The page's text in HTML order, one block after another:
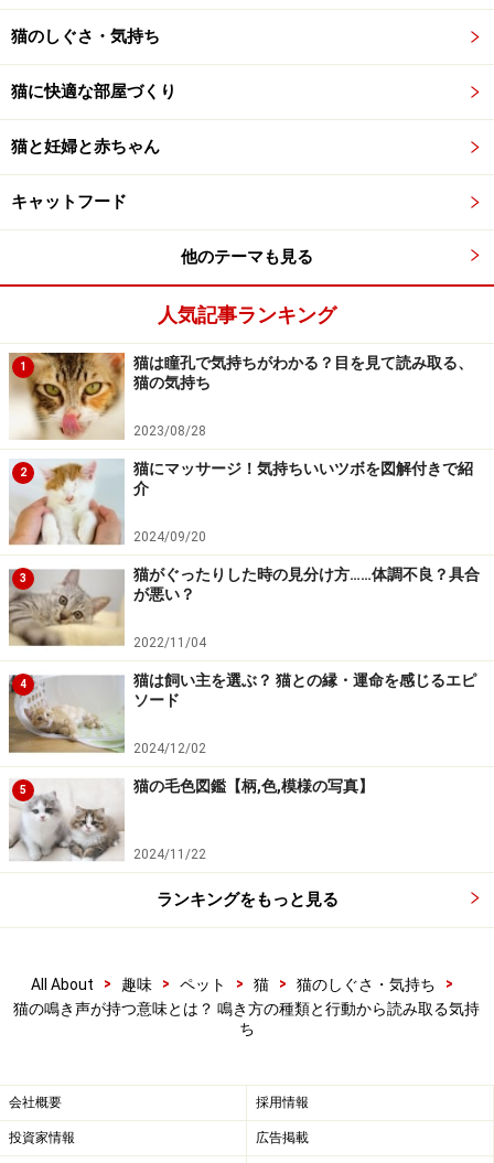
多くの猫同居人が、うちの子はお腹がすくと「ゴハ
ァ～～ン」って鳴くよ、といいます。はい。我が家
ます。ゴハァ～～ンと聞こえるかどうかは同居人の
耳によりますが、何かを要求する（ご飯が欲しい、
「ウニャァ～～ン」と長く伸ばします。
ンニャ、ウンガァ
求する時、人の顔を見ながらこのように鳴きます。
不妊手術をしていないメス猫だと発情期に同じよう
な声を発します。個体差がありますが、発情を繰り
返すとだんだんエスカレートして声が大きくなり、
赤ちゃんが泣き叫ぶような声になることがありま
す。
ヴフワァ～～～、ウギャァ～～～、ギャァオォォォ
～～ン
大きく叫ぶように何度もこのように鳴く時は、恐
怖、パニックの時です。ケンカをしている猫同士
は、町内に響き渡るような大きな鳴き声を上げま
す。
グルヮッカッカッカッカ
喉の奥をならすような声を発するのは獲物を狙って
いる時、欲しいものがある時、非常に興味を引かれ
るものがある時などです。窓の外にいる鳥を見つけ
た時などにこの声が出ます。
威嚇する時に発する声です。パッツは鳴き声という
より、口からとばすような勢いで音が出てきます。
グゥウ
喉の奥から低いうなり声を発している時は、警戒信
猫のしぐさ・気持ち
猫に快適な部屋づくり
猫と妊婦と赤ちゃん
キャットフード
他のテーマも見る
人気記事ランキング
1
猫は瞳孔で気持ちがわかる？目を見て読み取る、
猫の気持ち
2023/08/28
2
猫にマッサージ！気持ちいいツボを図解付きで紹
介
2024/09/20
3
猫がぐったりした時の見分け方……体調不良？具合
が悪い？
2022/11/04
4
猫は飼い主を選ぶ？ 猫との縁・運命を感じるエピ
ソード
2024/12/02
5 猫の毛色図鑑【柄,色,模様の写真】
2024/11/22
ランキングをもっと見る
All About > 趣味 > ペット > 猫 > 猫のしぐさ・気持ち
>
猫の鳴き声が持つ意味とは？ 鳴き方の種類と行動から読み取る気持
ち
会社概要 採用情報
投資家情報 広告掲載